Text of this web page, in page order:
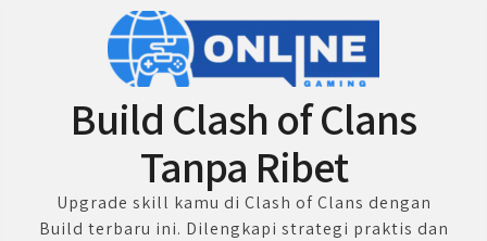
Build Clash of Clans
Tanpa Ribet
Upgrade skill kamu di Clash of Clans dengan
Build terbaru ini. Dilengkapi strategi praktis dan